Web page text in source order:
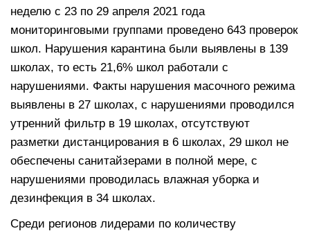
неделю с 23 по 29 апреля 2021 года
мониторинговыми группами проведено 643 проверок
школ. Нарушения карантина были выявлены в 139
школах, то есть 21,6% школ работали с
нарушениями. Факты нарушения масочного режима
выявлены в 27 школах, с нарушениями проводился
утренний фильтр в 19 школах, отсутствуют
разметки дистанцирования в 6 школах, 29 школ не
обеспечены санитайзерами в полной мере, с
нарушениями проводилась влажная уборка и
дезинфекция в 34 школах.
Среди регионов лидерами по количеству